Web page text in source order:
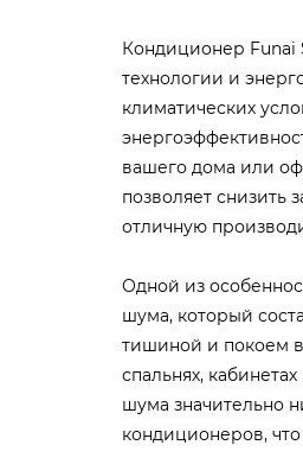
Кондиционер Funai
технологии и
климатических
вашего дома или
позволяет снизить
отличную
Одной из
шума, который
тишиной и покоем
спальнях,
шума значительно
кондиционеров,